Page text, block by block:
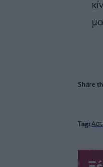
Share
Tags